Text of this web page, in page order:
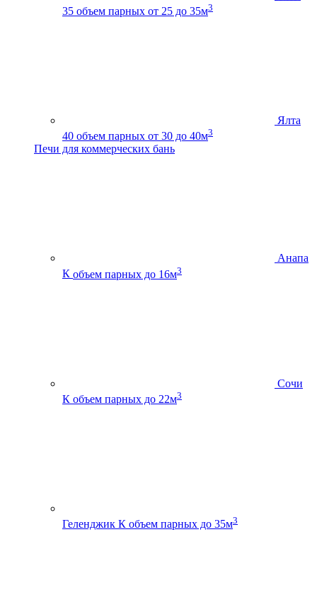
35 объем парных от 25 до 35м3
Ялта
40 объем парных от 30 до 40м3
Печи для коммерческих бань
Анапа
К объем парных до 16м3
Сочи
К объем парных до 22м3
Геленджик К объем парных до 35м3